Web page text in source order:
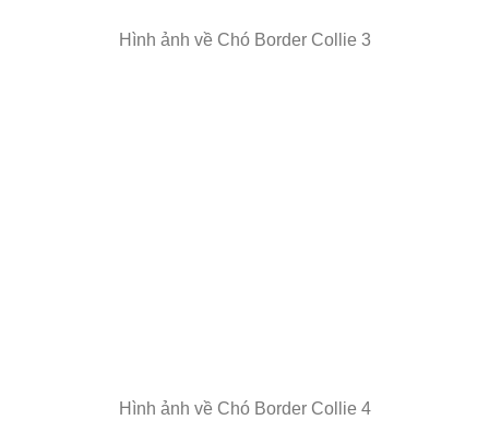
Hình ảnh về Chó Border Collie 3
Hình ảnh về Chó Border Collie 4